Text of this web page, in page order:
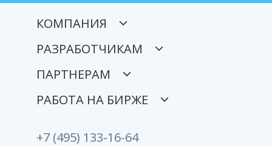
КОМПАНИЯ
РАЗРАБОТЧИКАМ
ПАРТНЕРАМ
РАБОТА НА БИРЖЕ
+7 (495) 133-16-64